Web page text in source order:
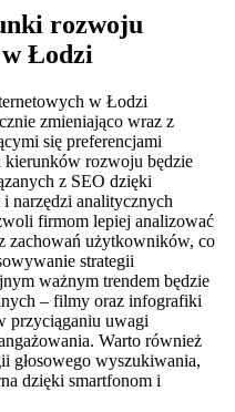
rozwoju
Łodzi
w Łodzi
zmieniająco wraz z
się preferencjami
kierunków rozwoju będzie
z SEO dzięki
narzędzi analitycznych
firmom lepiej analizować
zachowań użytkowników, co
strategii
ważnym trendem będzie
– filmy oraz infografiki
przyciąganiu uwagi
Warto również
głosowego wyszukiwania,
dzięki smartfonom i